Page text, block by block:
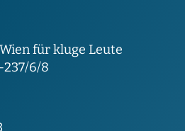
für kluge Leute
237/6/8